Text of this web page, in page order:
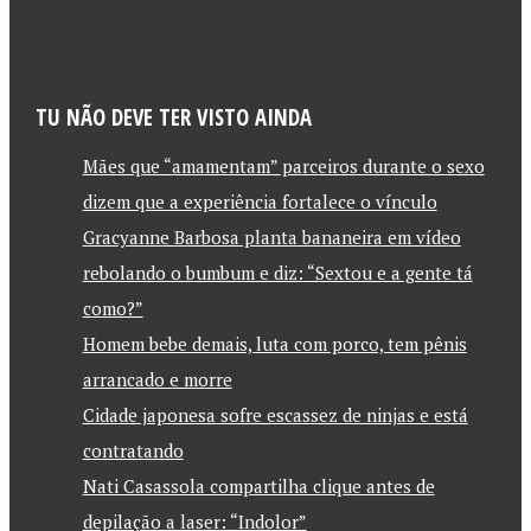
TU NÃO DEVE TER VISTO AINDA
Mães que “amamentam” parceiros durante o sexo
dizem que a experiência fortalece o vínculo
Gracyanne Barbosa planta bananeira em vídeo
rebolando o bumbum e diz: “Sextou e a gente tá
como?”
Homem bebe demais, luta com porco, tem pênis
arrancado e morre
Cidade japonesa sofre escassez de ninjas e está
contratando
Nati Casassola compartilha clique antes de
depilação a laser: “Indolor”